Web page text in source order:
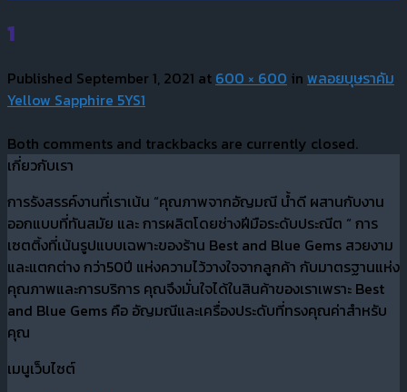
1
Published September 1, 2021 at 600 × 600 in พลอยบุษราคัม
Yellow Sapphire 5YS1
Both comments and trackbacks are currently closed.
เกี่ยวกับเรา
การรังสรรค์งานที่เราเน้น “คุณภาพจากอัญมณี น้ำดี ผสานกับงาน
ออกแบบที่ทันสมัย และ การผลิตโดยช่างฝีมือระดับประณีต “ การ
เซตติ้งที่เน้นรูปแบบเฉพาะของร้าน Best and Blue Gems สวยงาม
และแตกต่าง กว่า50ปี แห่งความไว้วางใจจากลูกค้า กับมาตรฐานแห่ง
คุณภาพและการบริการ คุณจึงมั่นใจได้ในสินค้าของเราเพราะ Best
and Blue Gems คือ อัญมณีและเครื่องประดับที่ทรงคุณค่าสำหรับ
คุณ
เมนูเว็บไซต์